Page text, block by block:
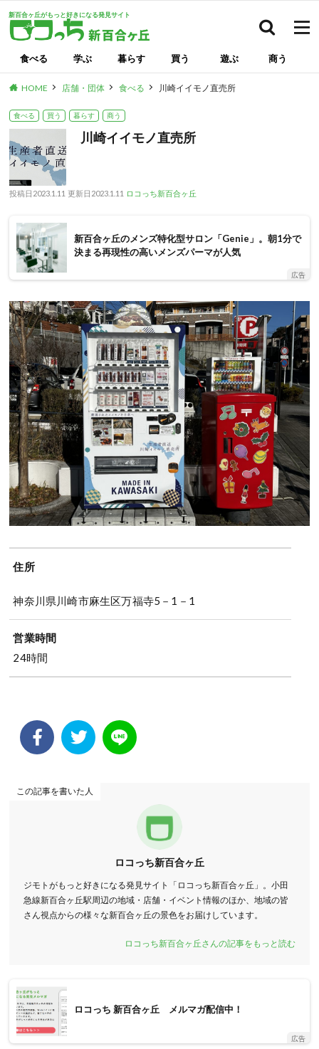
新百合ヶ丘がもっと好きになる発見サイト
食べる 学ぶ 暮らす 買う 遊ぶ 商う
HOME 店舗・団体 食べる 川崎イイモノ直売所
食べる 買う 暮らす 商う
川崎イイモノ直売所
投稿日 2023.1.11 更新日 2023.1.11 ロコっち新百合ヶ丘
新百合ヶ丘のメンズ特化型サロン「Genie」。朝1分で
決まる再現性の高いメンズパーマが人気
広告
住所
神奈川県川崎市麻生区万福寺5－1－1
営業時間
24時間
この記事を書いた人
ロコっち新百合ヶ丘
ジモトがもっと好きになる発見サイト「ロコっち新百合ヶ丘」。小田
急線新百合ヶ丘駅周辺の地域・店舗・イベント情報のほか、地域の皆
さん視点からの様々な新百合ヶ丘の景色をお届けしています。
ロコっち新百合ヶ丘さんの記事をもっと読む
ロコっち 新百合ヶ丘 メルマガ配信中！
広告